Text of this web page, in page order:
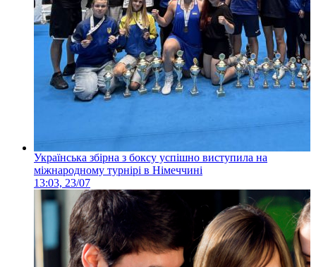
Українська збірна з боксу успішно виступила на
міжнародному турнірі в Німеччині
13:03, 23/07